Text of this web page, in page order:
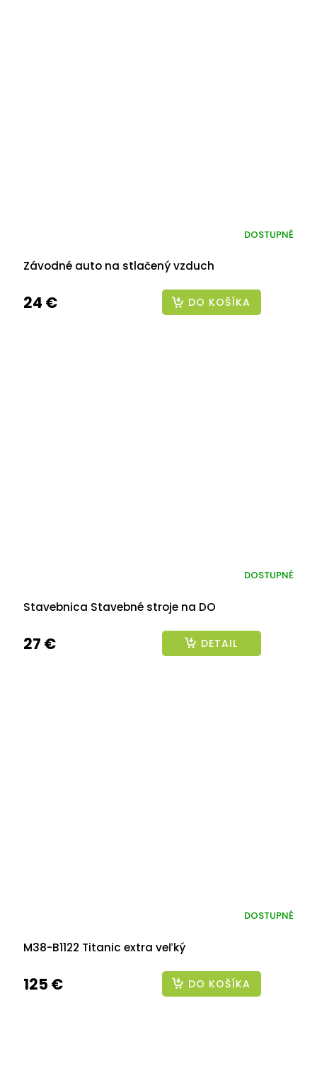
Závodné auto na stlačený vzduch
DOSTUPNÉ
24 € DO KOŠÍKA
Stavebnica Stavebné stroje na DO
DOSTUPNÉ
27 € DETAIL
M38-B1122 Titanic extra veľký
DOSTUPNÉ
125 € DO KOŠÍKA